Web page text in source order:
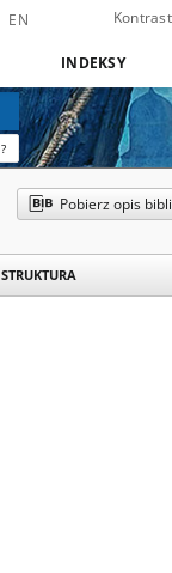
EN Kontrast
INDEKSY
?
Pobierz opis
STRUKTURA